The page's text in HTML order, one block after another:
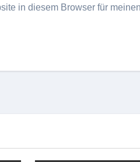
in diesem Browser für